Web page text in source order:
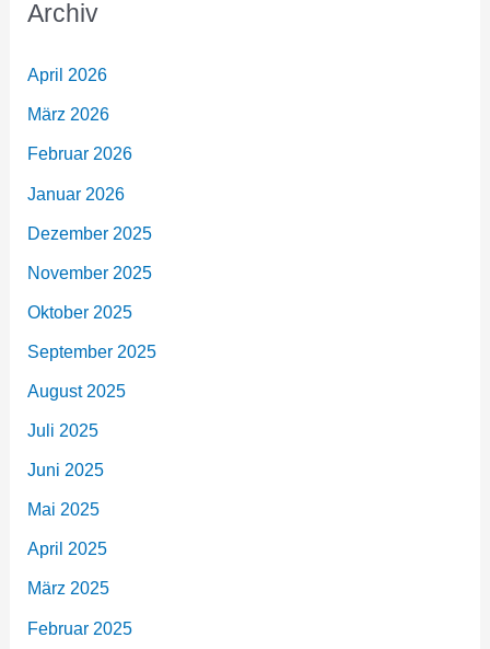
Archiv
April 2026
März 2026
Februar 2026
Januar 2026
Dezember 2025
November 2025
Oktober 2025
September 2025
August 2025
Juli 2025
Juni 2025
Mai 2025
April 2025
März 2025
Februar 2025